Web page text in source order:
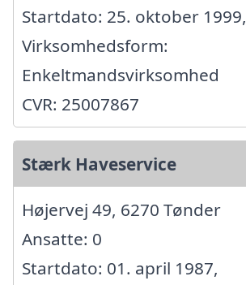
Startdato: 25. oktober 1999,
Virksomhedsform:
Enkeltmandsvirksomhed
CVR: 25007867
Stærk Haveservice
Højervej 49, 6270 Tønder
Ansatte: 0
Startdato: 01. april 1987,